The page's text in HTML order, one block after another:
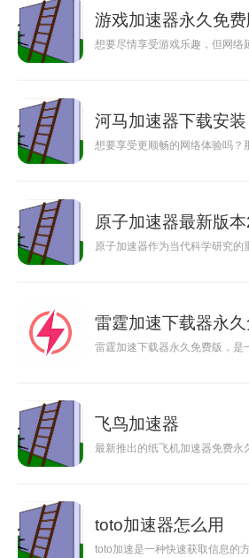
游戏加速器永久免费
想要尽情享受游戏乐趣，但网络
河马加速器下载安装
想要享受更顺畅的网络体验吗？
原子加速器最新版
原子加速器作为当代科学研究
雷霆加速下载器永久
雷霆加速下载器永久免费版，是
飞鸟加速器
最新推出的纸飞机加速器免费永
toto加速器怎么用
toto加速是一种快速获取信息的